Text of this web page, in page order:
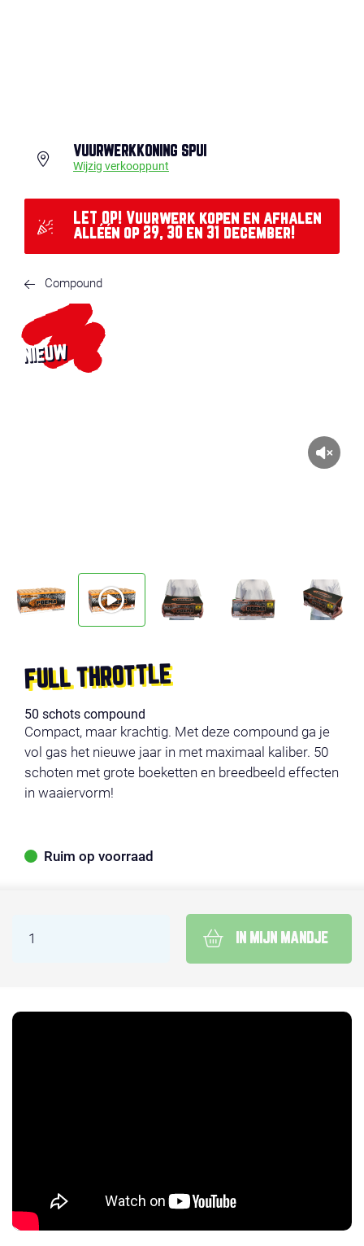
VUURWERKKONING SPUI
Wijzig verkooppunt
LET OP! Vuurwerk kopen en afhalen
alléén op 29, 30 en 31 december!
Compound
NIEUW
FULL THROTTLE
50 schots compound
Compact, maar krachtig. Met deze compound ga je
vol gas het nieuwe jaar in met maximaal kaliber. 50
schoten met grote boeketten en breedbeeld effecten
in waaiervorm!
Ruim op voorraad
IN MIJN MANDJE